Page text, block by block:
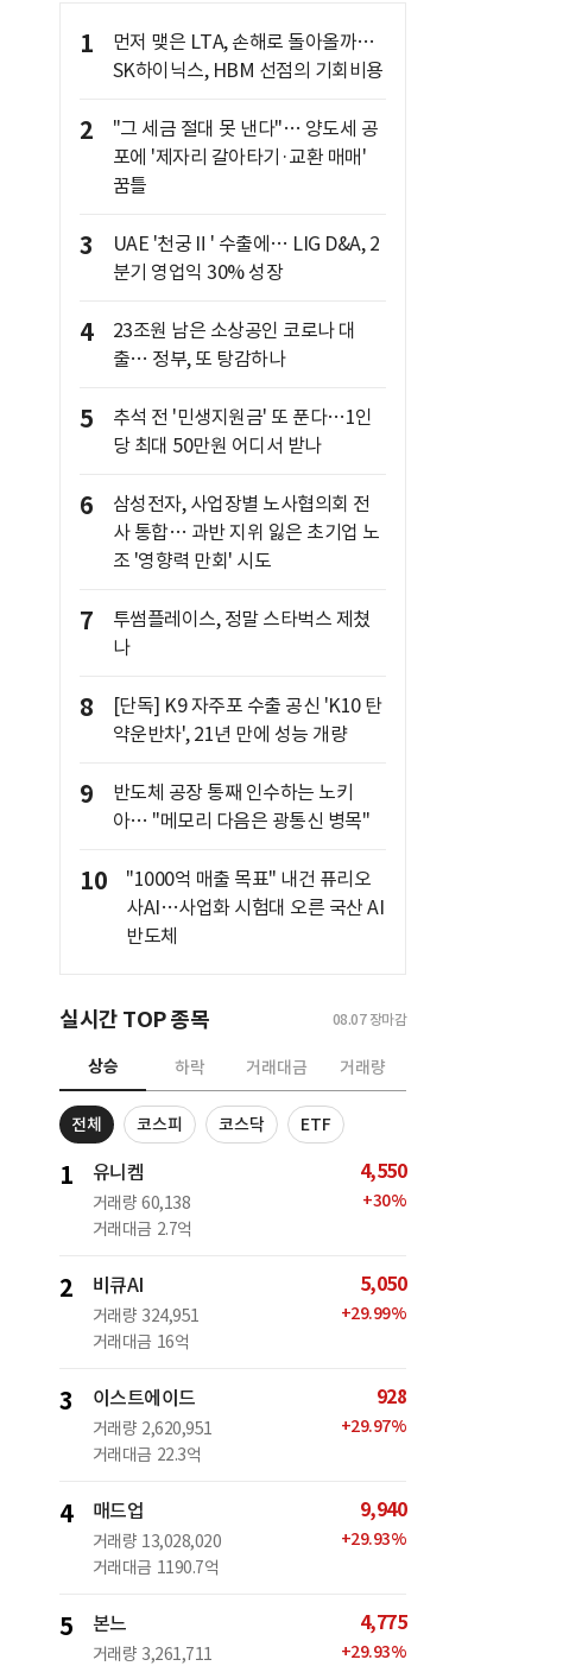
1
먼저 맺은 LTA, 손해로 돌아올까…
SK하이닉스, HBM 선점의 기회비용
2
"그 세금 절대 못 낸다"… 양도세 공
포에 '제자리 갈아타기·교환 매매'
꿈틀
3
UAE '천궁Ⅱ' 수출에… LIG D&A, 2
분기 영업익 30% 성장
4
23조원 남은 소상공인 코로나 대
출… 정부, 또 탕감하나
5
추석 전 '민생지원금' 또 푼다…1인
당 최대 50만원 어디서 받나
6
삼성전자, 사업장별 노사협의회 전
사 통합… 과반 지위 잃은 초기업 노
조 '영향력 만회' 시도
7
투썸플레이스, 정말 스타벅스 제쳤
나
8
[단독] K9 자주포 수출 공신 'K10 탄
약운반차', 21년 만에 성능 개량
9
반도체 공장 통째 인수하는 노키
아… "메모리 다음은 광통신 병목"
10
"1000억 매출 목표" 내건 퓨리오
사AI…사업화 시험대 오른 국산 AI
반도체
실시간 TOP 종목 08.07 장마감
상승 하락 거래대금 거래량
전체 코스피 코스닥 ETF
1 유니켐
거래량 60,138
거래대금 2.7억
4,550
+30%
2 비큐AI
거래량 324,951
거래대금 16억
5,050
+29.99%
3 이스트에이드
거래량 2,620,951
거래대금 22.3억
928
+29.97%
4 매드업
거래량 13,028,020
거래대금 1190.7억
9,940
+29.93%
5 본느
거래량 3,261,711
4,775
+29.93%